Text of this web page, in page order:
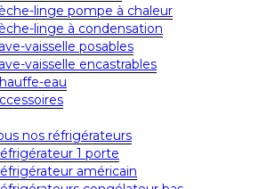
linge pompe à chaleur
linge à condensation
vaisselle posables
vaisselle encastrables
eau
nos réfrigérateurs
1 porte
américain